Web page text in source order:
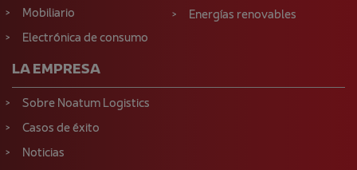
Mobiliario
Electrónica de consumo
Energías renovables
LA EMPRESA
Sobre Noatum Logistics
Casos de éxito
Noticias